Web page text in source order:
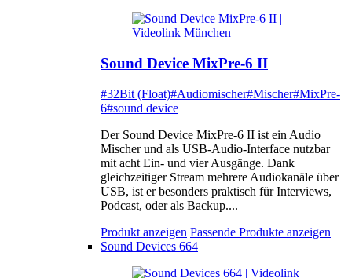
Sound Device MixPre-6 II
#32Bit (Float)#Audiomischer#Mischer#MixPre-
6#sound device
Der Sound Device MixPre-6 II ist ein Audio
Mischer und als USB-Audio-Interface nutzbar
mit acht Ein- und vier Ausgänge. Dank
gleichzeitiger Stream mehrere Audiokanäle über
USB, ist er besonders praktisch für Interviews,
Podcast, oder als Backup....
Produkt anzeigen Passende Produkte anzeigen
Sound Devices 664